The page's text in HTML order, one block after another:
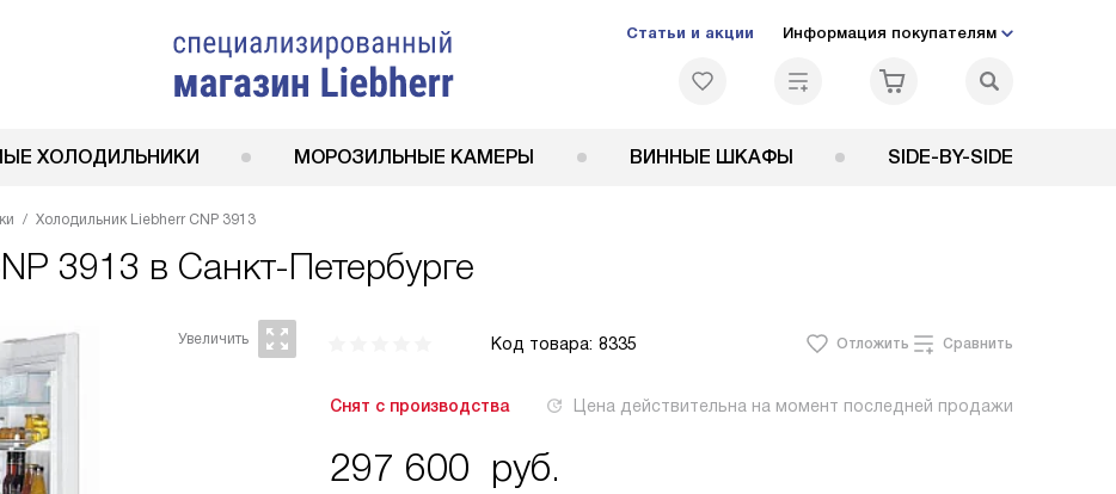
Статьи и акции Информация покупателям
ХОЛОДИЛЬНИКИ МОРОЗИЛЬНЫЕ КАМЕРЫ ВИННЫЕ ШКАФЫ SIDE-BY-SIDE
Холодильник Liebherr CNP 3913
3913 в Санкт-Петербурге
Код товара: 8335 Отложить Сравнить
Снят с производства Цена действительна на момент последней продажи
297 600 руб.